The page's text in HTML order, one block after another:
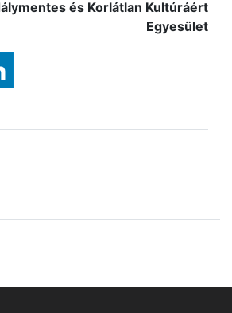
és Korlátlan Kultúráért
Egyesület